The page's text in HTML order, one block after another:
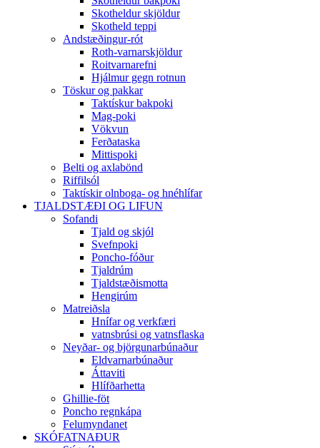
Skotheldur skjöldur
Skotheld teppi
Andstæðingur-rót
Roth-varnarskjöldur
Roitvarnarefni
Hjálmur gegn rotnun
Töskur og pakkar
Taktískur bakpoki
Mag-poki
Vökvun
Ferðataska
Mittispoki
Belti og axlabönd
Riffilsól
Taktískir olnboga- og hnéhlífar
TJALDSTÆÐI OG LIFUN
Sofandi
Tjald og skjól
Svefnpoki
Poncho-fóður
Tjaldrúm
Tjaldstæðismotta
Hengirúm
Matreiðsla
Hnífar og verkfæri
vatnsbrúsi og vatnsflaska
Neyðar- og björgunarbúnaður
Eldvarnarbúnaður
Áttaviti
Hlífðarhetta
Ghillie-föt
Poncho regnkápa
Felumyndanet
SKÓFATNAÐUR